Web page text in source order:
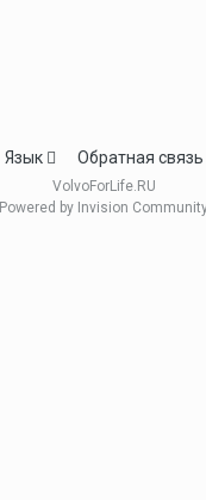
Язык Обратная связь
VolvoForLife.RU
Powered by Invision